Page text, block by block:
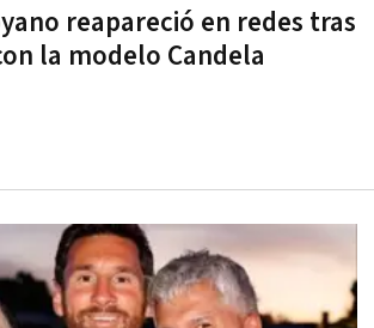
reapareció en redes tras
la modelo Candela